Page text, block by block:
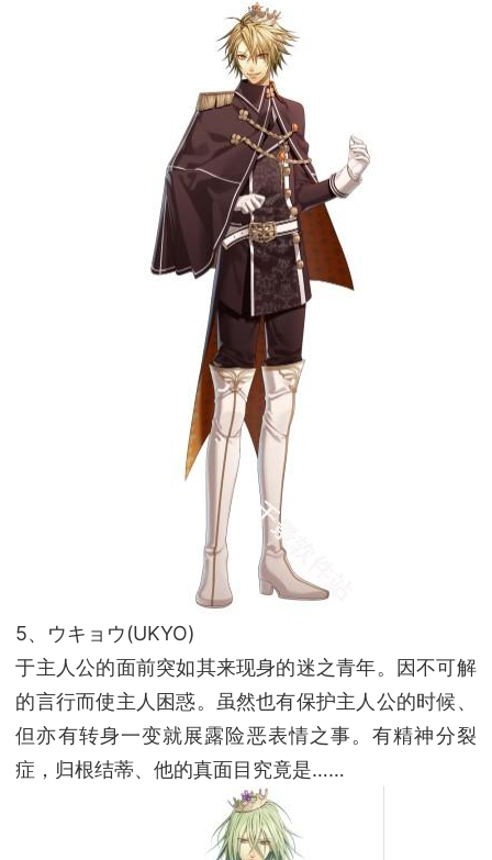
5、ウキョウ(UKYO)
于主人公的面前突如其来现身的迷之青年。因不可解
的言行而使主人困惑。虽然也有保护主人公的时候、
但亦有转身一变就展露险恶表情之事。有精神分裂
症，归根结蒂、他的真面目究竟是……